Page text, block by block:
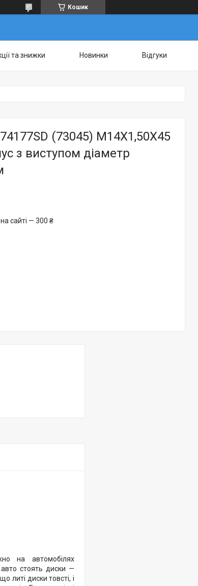
Кошик
та знижки Новинки Відгуки
(73045) M14X1,50X45
з виступом діаметр
сайті — 300 ₴
на автомобілях
стоять диски —
литі диски товсті, і